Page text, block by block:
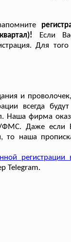
Если
Для того
и
всегда
Наша фирма
УФМС. Даже если
то наша
регистрации
Telegram.